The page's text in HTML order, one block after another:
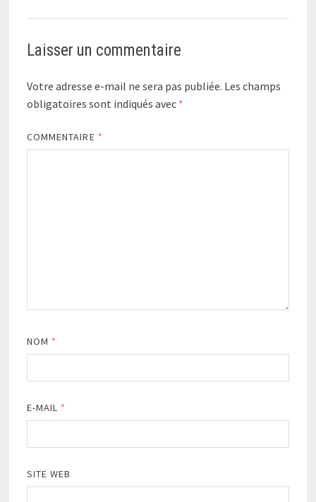
Laisser un commentaire
Votre adresse e-mail ne sera pas publiée. Les champs
obligatoires sont indiqués avec *
COMMENTAIRE *
NOM *
E-MAIL *
SITE WEB